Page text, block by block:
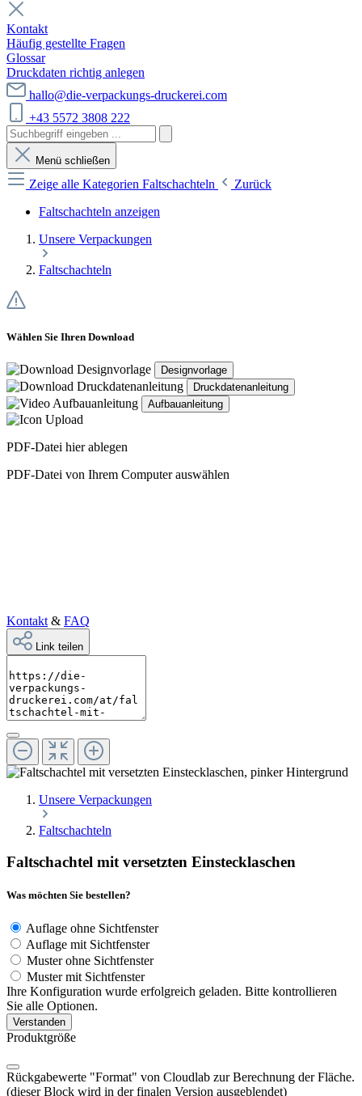
Kontakt
Häufig gestellte Fragen
Glossar
Druckdaten richtig anlegen
hallo@die-verpackungs-druckerei.com
+43 5572 3808 222
Menü schließen
Zeige alle Kategorien Faltschachteln
Zurück
Faltschachteln anzeigen
Unsere Verpackungen
Faltschachteln
Wählen Sie Ihren Download
Designvorlage
Druckdatenanleitung
Aufbauanleitung
PDF-Datei hier ablegen
PDF-Datei von Ihrem Computer auswählen
Kontakt & FAQ
Link teilen
Unsere Verpackungen
Faltschachteln
Faltschachtel mit versetzten Einstecklaschen
Was möchten Sie bestellen?
Auflage ohne Sichtfenster
Auflage mit Sichtfenster
Muster ohne Sichtfenster
Muster mit Sichtfenster
Ihre Konfiguration wurde erfolgreich geladen. Bitte kontrollieren
Sie alle Optionen.
Verstanden
Produktgröße
Rückgabewerte "Format" von Cloudlab zur Berechnung der Fläche.
(dieser Block wird in der finalen Version ausgeblendet)